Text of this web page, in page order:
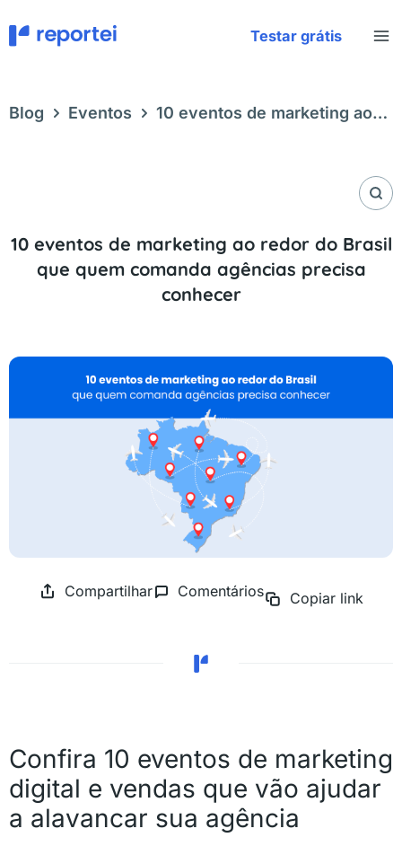
para
Testar grátis
Blog Eventos
10 eventos de marketing ao
10 eventos de marketing ao redor do Brasil
que quem comanda agências precisa
conhecer
Compartilhar Comentários Copiar link
Confira 10 eventos de marketing
digital e vendas que vão ajudar
a alavancar sua agência